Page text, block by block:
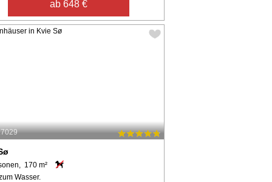
ab 648 €
170 m²
Wasser.